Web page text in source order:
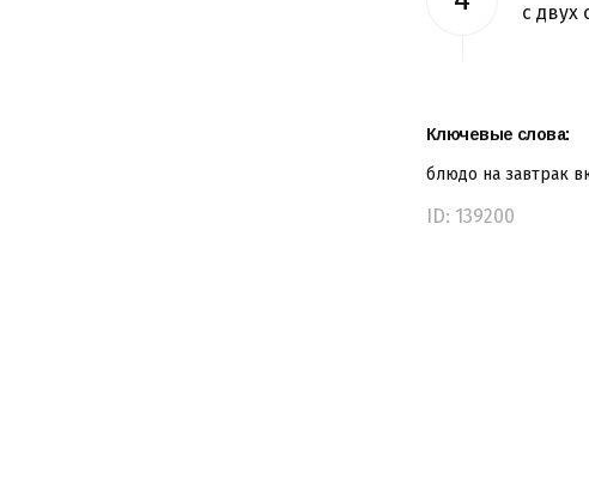
с двух
Ключевые слова:
блюдо на завтрак
ID: 139200